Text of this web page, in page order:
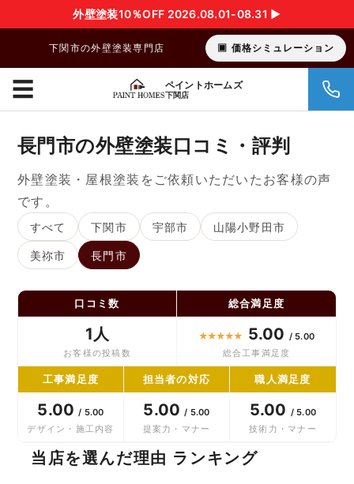
外壁塗装10％OFF 2026.08.01-08.31 ▶︎
下関市の外壁塗装専門店 価格シミュレーション
ペイントホームズ
下関店
☰
長門市の外壁塗装口コミ・評判
外壁塗装・屋根塗装をご依頼いただいたお客様の声
です。
すべて 下関市 宇部市 山陽小野田市
美祢市 長門市
口コミ数
1人
お客様の投稿数
総合満足度
★★★★★ 5.00 / 5.00
総合工事満足度
工事満足度
5.00/ 5.00
デザイン・施工内容
担当者の対応
5.00/ 5.00
提案力・マナー
職人満足度
5.00 / 5.00
技術力・マナー
当店を選んだ理由 ランキング